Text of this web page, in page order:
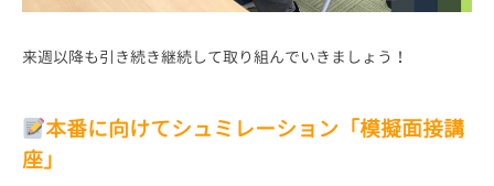
来週以降も引き続き継続して取り組んでいきましょう！
本番に向けてシュミレーション「模擬面接講
座」